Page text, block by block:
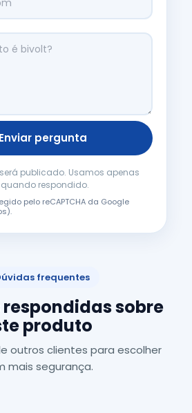
Enviar pergunta
publicado. Usamos apenas
respondido.
pelo reCAPTCHA da Google
).
frequentes
sobre
produto
outros clientes para escolher
mais segurança.